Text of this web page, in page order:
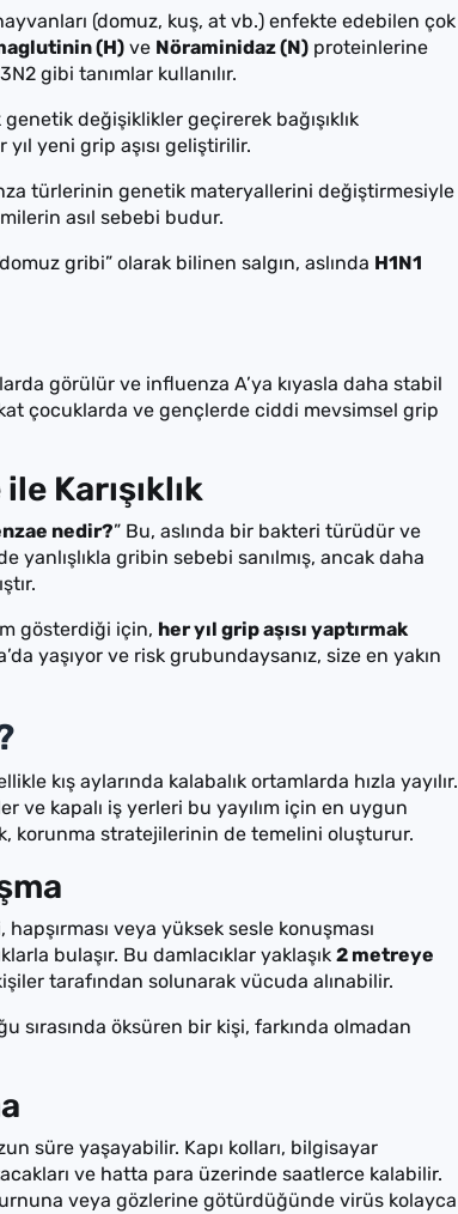
(domuz, kuş, at vb.) enfekte edebilen çok
(H) ve Nöraminidaz (N) proteinlerine
gibi tanımlar kullanılır.
değişiklikler geçirerek bağışıklık
yeni grip aşısı geliştirilir.
türlerinin genetik materyallerini değiştirmesiyle
asıl sebebi budur.
gribi” olarak bilinen salgın, aslında H1N1
görülür ve influenza A’ya kıyasla daha stabil
çocuklarda ve gençlerde ciddi mevsimsel grip
Karışıklık
nedir?” Bu, aslında bir bakteri türüdür ve
yanlışlıkla gribin sebebi sanılmış, ancak daha
gösterdiği için, her yıl grip aşısı yaptırmak
yaşıyor ve risk grubundaysanız, size en yakın
kış aylarında kalabalık ortamlarda hızla yayılır.
ve kapalı iş yerleri bu yayılım için en uygun
korunma stratejilerinin de temelini oluşturur.
veya yüksek sesle konuşması
bulaşır. Bu damlacıklar yaklaşık 2 metreye
tarafından solunarak vücuda alınabilir.
sırasında öksüren bir kişi, farkında olmadan
süre yaşayabilir. Kapı kolları, bilgisayar
ve hatta para üzerinde saatlerce kalabilir.
veya gözlerine götürdüğünde virüs kolayca